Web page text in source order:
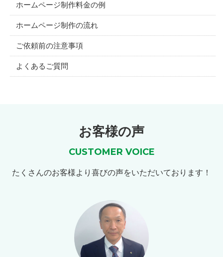
ホームページ制作料金の例
ホームページ制作の流れ
ご依頼前の注意事項
よくあるご質問
お客様の声
CUSTOMER VOICE
たくさんのお客様より喜びの声をいただいております！